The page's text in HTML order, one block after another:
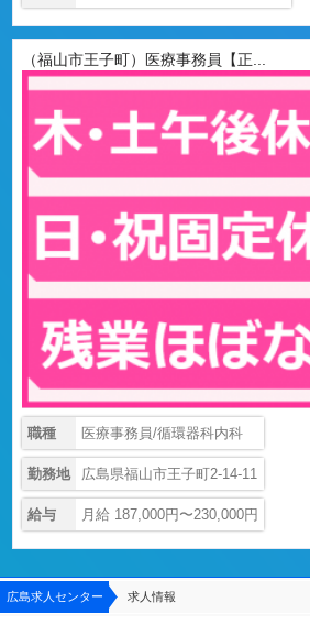
（福山市王子町）医療事務員【正...
職種 医療事務員/循環器科内科
勤務地 広島県福山市王子町2-14-11
給与 月給 187,000円〜230,000円
広島求人センター 求人情報